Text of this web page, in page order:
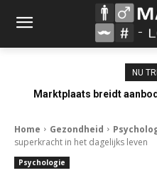
NU
Marktplaats breidt
Home Gezondheid
superkracht in het dagelijks leven
Psychologie